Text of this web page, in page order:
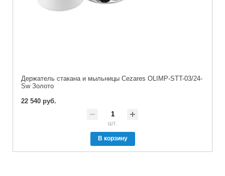
Держатель стакана и мыльницы Cezares OLIMP-STT-03/24-
Sw Золото
22 540 руб.
шт.
В корзину